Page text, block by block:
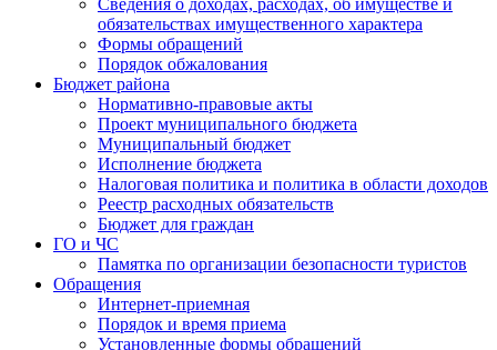
Сведения о доходах, расходах, об имуществе и
обязательствах имущественного характера
Формы обращений
Порядок обжалования
Бюджет района
Нормативно-правовые акты
Проект муниципального бюджета
Муниципальный бюджет
Исполнение бюджета
Налоговая политика и политика в области доходов
Реестр расходных обязательств
Бюджет для граждан
ГО и ЧС
Памятка по организации безопасности туристов
Обращения
Интернет-приемная
Порядок и время приема
Установленные формы обращений